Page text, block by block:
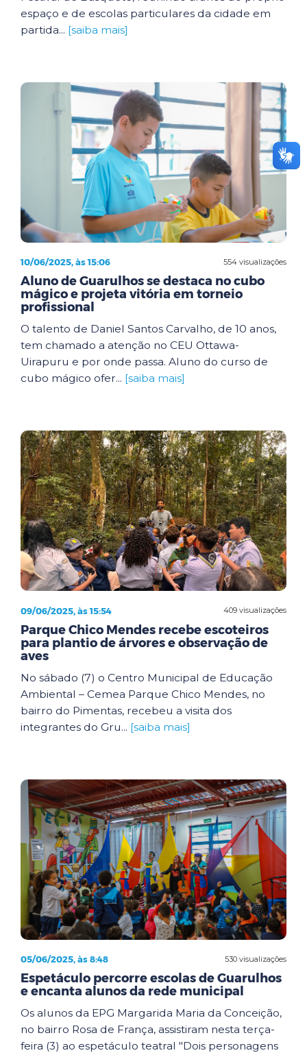
espaço e de escolas particulares da cidade em
partida... [saiba mais]
554 visualizações
10/06/2025, às 15:06
Aluno de Guarulhos se destaca no cubo
mágico e projeta vitória em torneio
profissional
O talento de Daniel Santos Carvalho, de 10 anos,
tem chamado a atenção no CEU Ottawa-
Uirapuru e por onde passa. Aluno do curso de
cubo mágico ofer... [saiba mais]
409 visualizações
09/06/2025, às 15:54
Parque Chico Mendes recebe escoteiros
para plantio de árvores e observação de
aves
No sábado (7) o Centro Municipal de Educação
Ambiental – Cemea Parque Chico Mendes, no
bairro do Pimentas, recebeu a visita dos
integrantes do Gru... [saiba mais]
530 visualizações
05/06/2025, às 8:48
Espetáculo percorre escolas de Guarulhos
e encanta alunos da rede municipal
Os alunos da EPG Margarida Maria da Conceição,
no bairro Rosa de França, assistiram nesta terça-
feira (3) ao espetáculo teatral "Dois personagens